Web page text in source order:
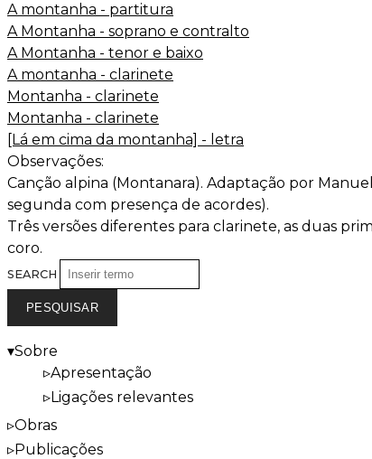
A montanha - partitura
A Montanha - soprano e contralto
A Montanha - tenor e baixo
A montanha - clarinete
Montanha - clarinete
Montanha - clarinete
[Lá em cima da montanha] - letra
Observações:
Canção alpina (Montanara). Adaptação por
segunda com presença de acordes).
Três versões diferentes para clarinete, as duas
coro.
SEARCH
Sobre
Apresentação
Ligações relevantes
Obras
Publicações